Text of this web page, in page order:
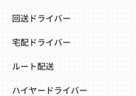
回送ドライバー
宅配ドライバー
ルート配送
ハイヤードライバー